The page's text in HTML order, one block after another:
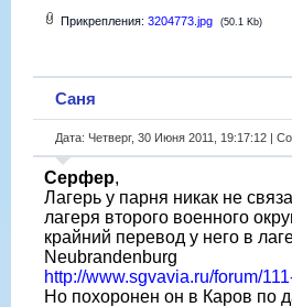
Прикрепления: 3204773.jpg (50.1 Kb)
Саня
Дата: Четверг, 30 Июня 2011, 19:17:12 |
Серфер,
Лагерь у парня никак не
лагеря второго военного
крайний перевод у него в
Neubrandenburg
http://www.sgvavia.ru/forum/
Но похоронен он в Каров по